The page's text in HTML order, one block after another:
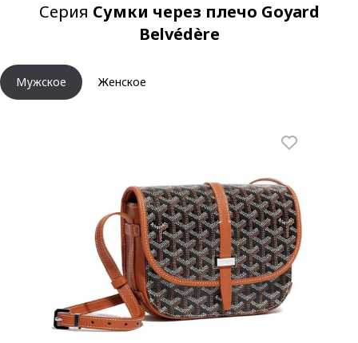
Серия Сумки через плечо Goyard
Belvédère
Мужское Женское